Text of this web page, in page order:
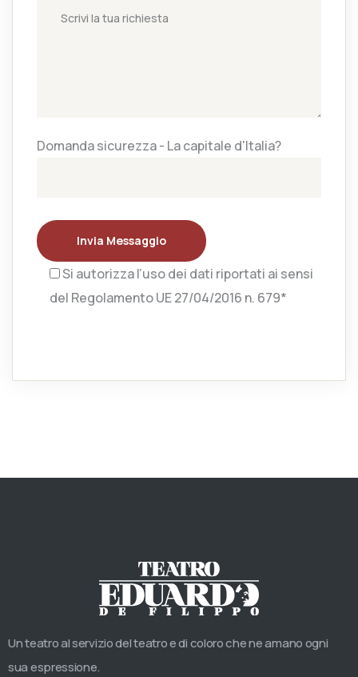
Domanda sicurezza - La capitale d'Italia?
Invia Messaggio
Si autorizza l’uso dei dati riportati ai sensi
del Regolamento UE 27/04/2016 n. 679*
Un teatro al servizio del teatro e di coloro che ne amano ogni
sua espressione.